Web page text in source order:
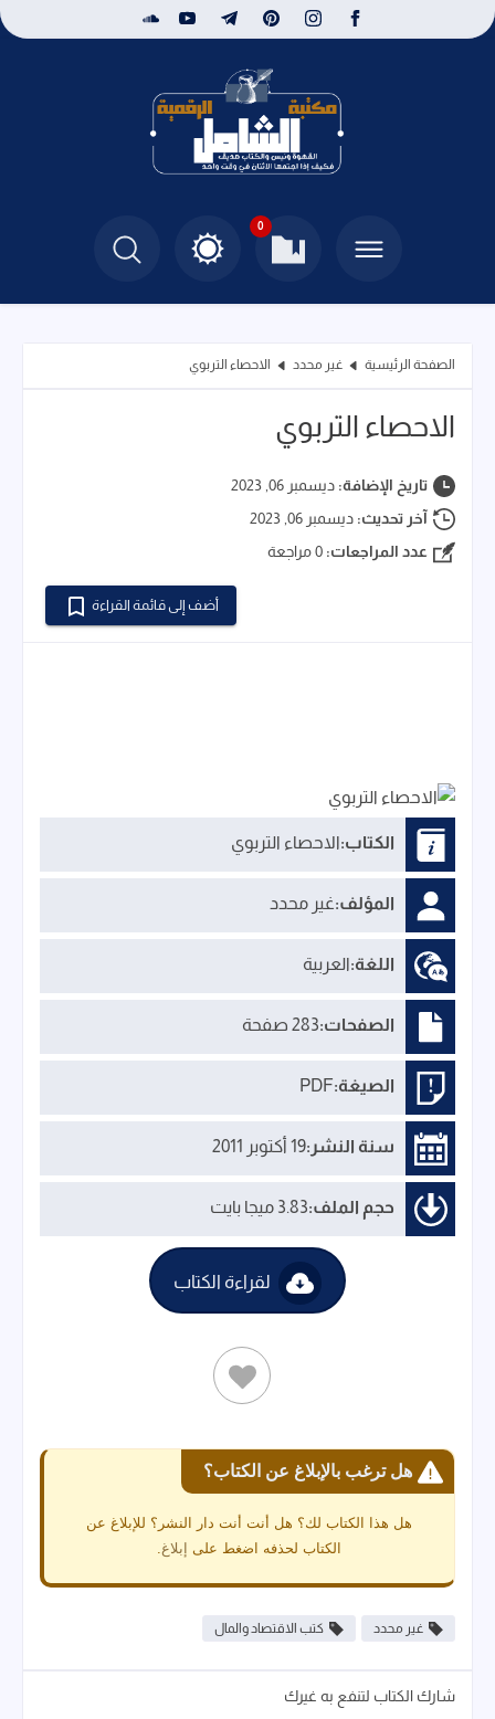
0
الصفحة الرئيسية غير محدد الاحصاء التربوي
الاحصاء التربوي
تاريخ الإضافة: ديسمبر 06, 2023
آخر تحديث: ديسمبر 06, 2023
عدد المراجعات: 0 مراجعة
أضف إلى قائمة القراءة
الكتاب:الاحصاء التربوي
المؤلف:غير محدد
اللغة:العربية
الصفحات:283 صفحة
الصيغة:PDF
سنة النشر:19 أكتوبر 2011
حجم الملف:3.83 ميجا بايت
لقراءة الكتاب
هل ترغب بالإبلاغ عن الكتاب؟
هل هذا الكتاب لك؟ هل أنت أنت دار النشر؟ للإبلاغ عن
الكتاب لحذفه اضغط على إبلاغ.
غير محدد كتب الاقتصاد والمال
شارك الكتاب لتنفع به غيرك